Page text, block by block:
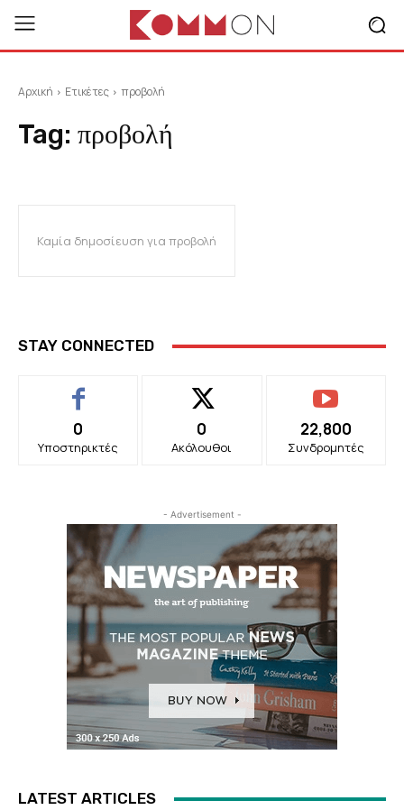
Αρχική Ετικέτες προβολή
Tag: προβολή
Καμία δημοσίευση για προβολή
STAY CONNECTED
0
Υποστηρικτές
0
Ακόλουθοι
22,800
Συνδρομητές
- Advertisement -
LATEST ARTICLES